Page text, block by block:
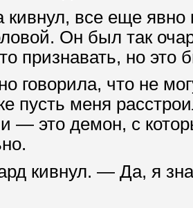
кивнул, все еще
Он был так
признавать, но это
говорила, что не
пусть меня
— это демон, с
кивнул. — Да, я